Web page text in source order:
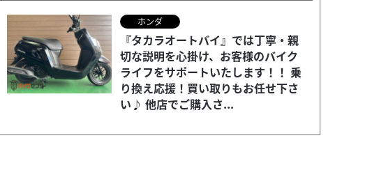
ホンダ
『タカラオートバイ』では丁寧・親
切な説明を心掛け、お客様のバイク
ライフをサポートいたします！！ 乗
り換え応援！買い取りもお任せ下さ
い♪ 他店でご購入さ...